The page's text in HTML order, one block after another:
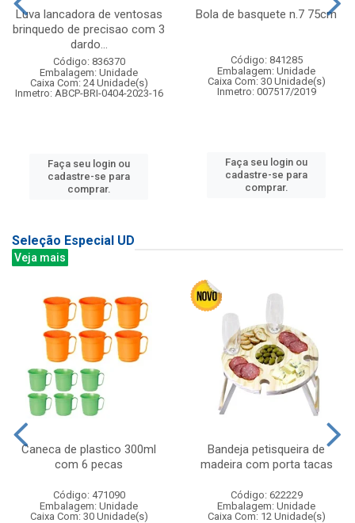
Luva lancadora de ventosas
brinquedo de precisao com 3
dardo...
Código: 836370
Embalagem: Unidade
Caixa Com: 24 Unidade(s)
Inmetro: ABCP-BRI-0404-2023-16
Faça seu login ou
cadastre-se para
comprar.
Bola de basquete n.7 75cm
Código: 841285
Embalagem: Unidade
Caixa Com: 30 Unidade(s)
Inmetro: 007517/2019
Faça seu login ou
cadastre-se para
comprar.
Seleção Especial UD
Veja mais
Caneca de plastico 300ml
com 6 pecas
Código: 471090
Embalagem: Unidade
Caixa Com: 30 Unidade(s)
Bandeja petisqueira de
madeira com porta tacas
Código: 622229
Embalagem: Unidade
Caixa Com: 12 Unidade(s)